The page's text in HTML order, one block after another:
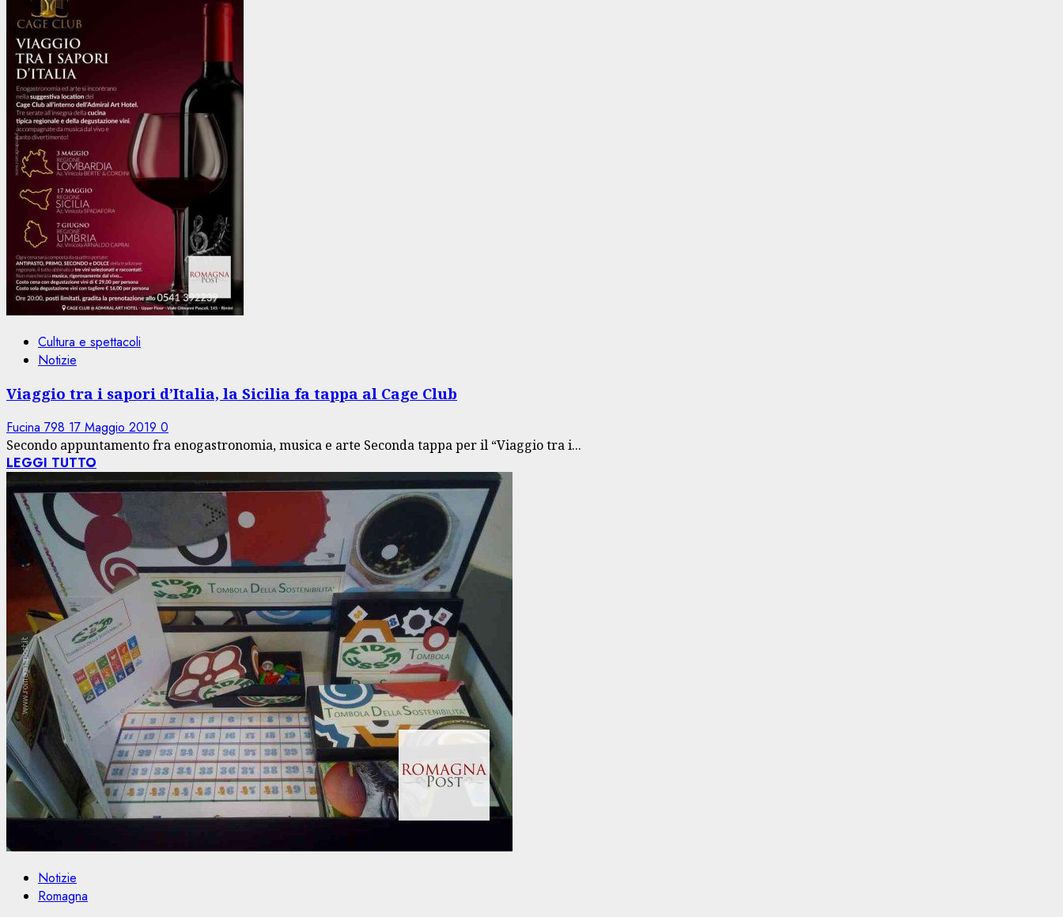
Cultura e spettacoli
Notizie
Viaggio tra i sapori d’Italia, la Sicilia fa tappa al Cage Club
Fucina 798 17 Maggio 2019 0
Secondo appuntamento fra enogastronomia, musica e arte Seconda tappa per il “Viaggio tra i...
LEGGI TUTTO
Notizie
Romagna